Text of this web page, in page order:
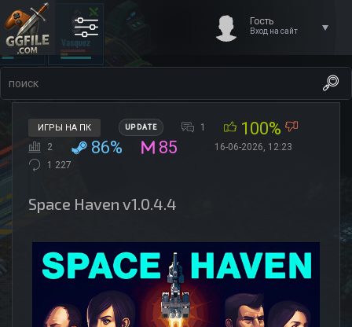
Гость
Вход на сайт
ИГРЫ НА ПК UPDATE 1 100%
2 86% 85
16-06-2026, 12:23
1 227
Space Haven v1.0.4.4